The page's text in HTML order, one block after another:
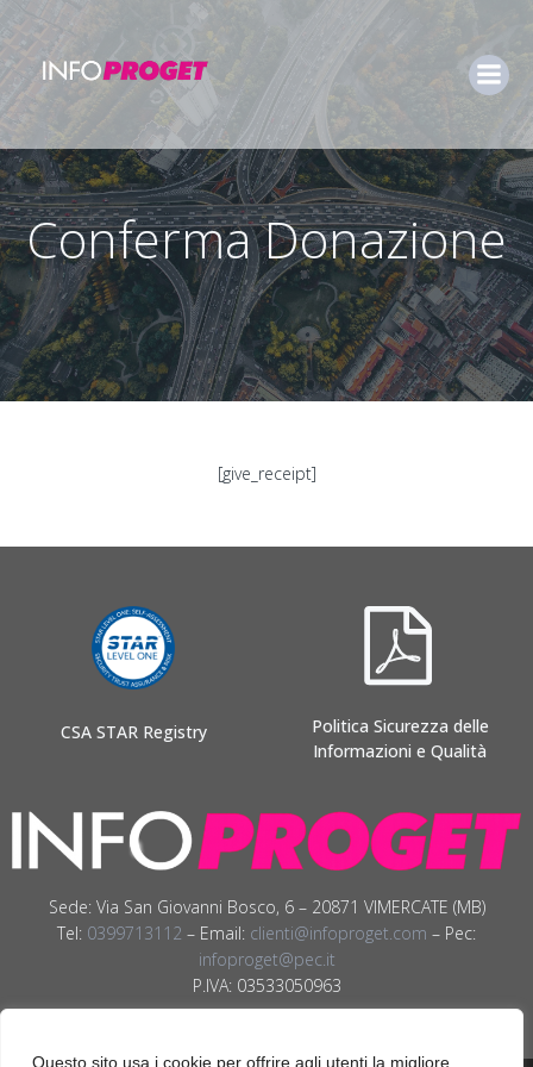
Questo sito usa i cookie per offrire agli utenti la migliore
Conferma Donazione
[give_receipt]
Sede: Via San Giovanni Bosco, 6 – 20871 VIMERCATE (MB)
Tel: 0399713112 – Email: clienti@infoproget.com – Pec:
infoproget@pec.it
P.IVA: 03533050963
CSA STAR Registry
Politica Sicurezza delle
Informazioni e Qualità